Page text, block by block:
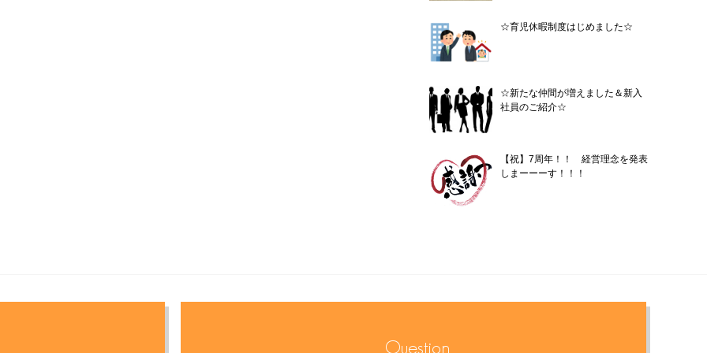
☆育児休暇制度はじめました☆
☆新たな仲間が増えました＆新入
社員のご紹介☆
【祝】7周年！！ 経営理念を発表
しまーーーす！！！
Question